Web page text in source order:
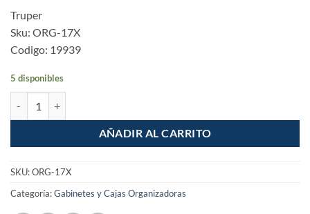
Truper
Sku: ORG-17X
Codigo: 19939
5 disponibles
AÑADIR AL CARRITO
SKU:ORG-17X
Categoría:Gabinetes y Cajas Organizadoras